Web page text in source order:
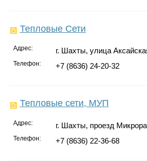
Тепловые Сети
Адрес: г. Шахты, улица
Телефон: +7 (8636) 24-20-32
Тепловые сети, МУП
Адрес: г. Шахты, проезд
Телефон: +7 (8636) 22-36-68